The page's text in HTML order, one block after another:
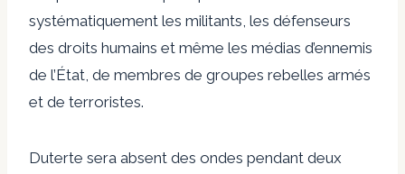
systématiquement les militants, les défenseurs
des droits humains et même les médias d’ennemis
de l’État, de membres de groupes rebelles armés
et de terroristes.
Duterte sera absent des ondes pendant deux